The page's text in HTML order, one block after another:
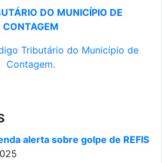
DO MUNICÍPIO DE
CONTAGEM
Tributário do Município de
Contagem.
alerta sobre golpe de REFIS